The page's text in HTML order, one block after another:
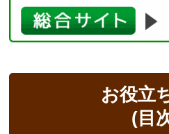
お役立
(目